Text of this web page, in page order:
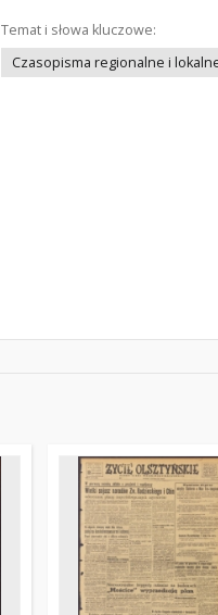
Temat i słowa kluczowe:
Czasopisma regionalne i